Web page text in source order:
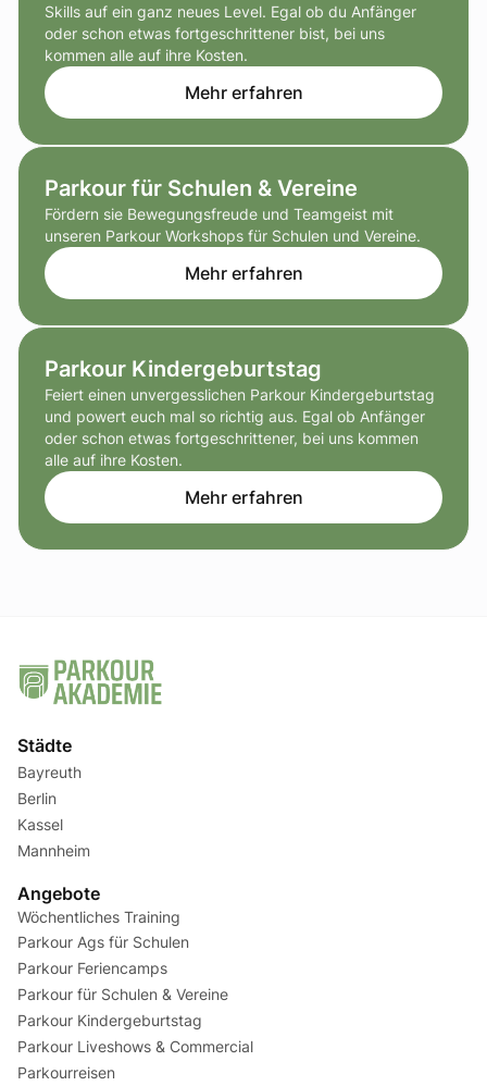
Skills auf ein ganz neues Level. Egal ob du Anfänger
oder schon etwas fortgeschrittener bist, bei uns
kommen alle auf ihre Kosten.
Mehr erfahren
Parkour für Schulen & Vereine
Fördern sie Bewegungsfreude und Teamgeist mit
unseren Parkour Workshops für Schulen und Vereine.
Mehr erfahren
Parkour Kindergeburtstag
Feiert einen unvergesslichen Parkour Kindergeburtstag
und powert euch mal so richtig aus. Egal ob Anfänger
oder schon etwas fortgeschrittener, bei uns kommen
alle auf ihre Kosten.
Mehr erfahren
Städte
Bayreuth
Berlin
Kassel
Mannheim
Angebote
Wöchentliches Training
Parkour Ags für Schulen
Parkour Feriencamps
Parkour für Schulen & Vereine
Parkour Kindergeburtstag
Parkour Liveshows & Commercial
Parkourreisen